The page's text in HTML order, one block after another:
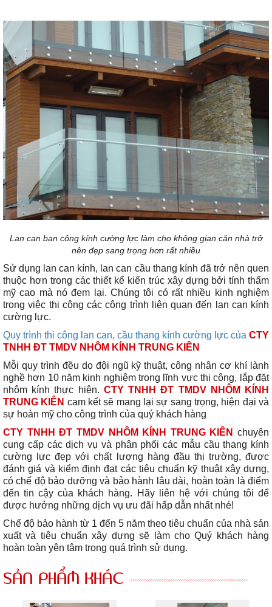
Lan can ban công kính cường lực làm cho không gian căn nhà trở
nên đẹp sang trọng hơn rất nhiều
Sử dụng lan can kính, lan can cầu thang kính đã trở nên quen
thuộc hơn trong các thiết kế kiến trúc xây dựng bởi tính thẩm
mỹ cao mà nó đem lại. Chúng tôi có rất nhiều kinh nghiệm
trong việc thi công các công trình liên quan đến lan can kính
cường lực.
Quy trình thi công lan can, cầu thang kính cường lực của CTY
TNHH ĐT TMDV NHÔM KÍNH TRUNG KIÊN
Mỗi quy trình đều do đội ngũ kỹ thuật, công nhân cơ khí lành
nghề hơn 10 năm kinh nghiệm trong lĩnh vực thi công, lắp đặt
nhôm kính thực hiện. CTY TNHH ĐT TMDV NHÔM KÍNH
TRUNG KIÊN cam kết sẽ mang lại sự sang trọng, hiện đại và
sự hoàn mỹ cho công trình của quý khách hàng
CTY TNHH ĐT TMDV NHÔM KÍNH TRUNG KIÊN chuyên
cung cấp các dịch vụ và phân phối các mẫu cầu thang kính
cường lực đẹp với chất lượng hàng đầu thị trường, được
đánh giá và kiểm định đạt các tiêu chuẩn kỹ thuật xây dựng,
có chế độ bảo dưỡng và bảo hành lâu dài, hoàn toàn là điểm
đến tin cậy của khách hàng. Hãy liên hệ với chúng tôi để
được hưởng những dịch vụ ưu đãi hấp dẫn nhất nhé!
Chế độ bảo hành từ 1 đến 5 năm theo tiêu chuẩn của nhà sản
xuất và tiêu chuẩn xây dựng sẽ làm cho Quý khách hàng
hoàn toàn yên tâm trong quá trình sử dụng.
SẢN PHẨM KHÁC